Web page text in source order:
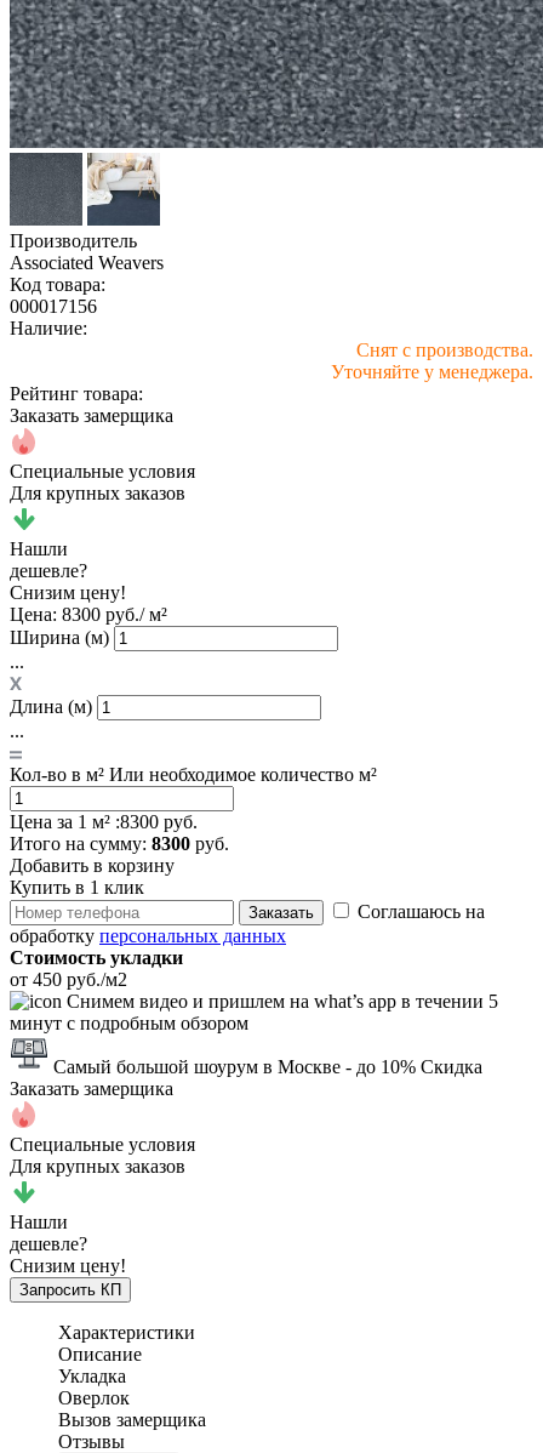
Производитель
Associated Weavers
Код товара:
000017156
Наличие:
Снят с производства.
Уточняйте у менеджера.
Рейтинг товара:
Заказать замерщика
Специальные условия
Для крупных заказов
Нашли
дешевле?
Снизим цену!
Цена: 8300 руб./ м²
Ширина (м)
...
Длина (м)
...
Кол-во в м² Или необходимое количество м²
Цена за 1 м² :8300 руб.
Итого на сумму: 8300 руб.
Добавить в корзину
Купить в 1 клик
Заказать
Соглашаюсь на
обработку персональных данных
Стоимость укладки
от 450 руб./м2
Снимем видео и пришлем на what’s app в течении 5
минут с подробным обзором
Самый большой шоурум в Москве - до 10% Скидка
Заказать замерщика
Специальные условия
Для крупных заказов
Нашли
дешевле?
Снизим цену!
Запросить КП
Характеристики
Описание
Укладка
Оверлок
Вызов замерщика
Отзывы